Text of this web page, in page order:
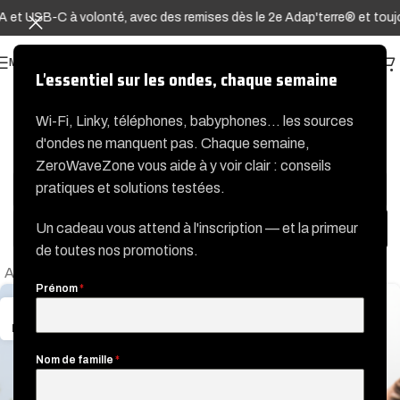
L'essentiel sur les ondes, chaque semaine
Wi-Fi, Linky, téléphones, babyphones… les sources
d'ondes ne manquent pas. Chaque semaine,
ZeroWaveZone vous aide à y voir clair : conseils
pratiques et solutions testées.
Un cadeau vous attend à l'inscription — et la primeur
de toutes nos promotions.
Prénom*
Nom de famille *
USB-C à volonté, avec des remises dès le 2e Adap'terre® et
MENU
Filtre
Accueil